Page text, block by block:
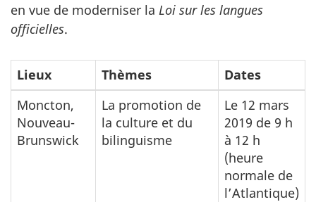
en vue de moderniser la Loi sur les langues
officielles.
Lieux Thèmes
Dates
Moncton,
Nouveau-
Brunswick
La promotion de
la culture et du
bilinguisme
Le 12 mars
2019 de 9 h
à 12 h
(heure
normale de
l’Atlantique)